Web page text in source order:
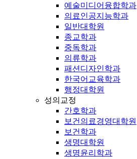
예술미디어융합학과
의료인공지능학과
일반대학원
종교학과
중독학과
의류학과
패션디자인학과
한국어교육학과
행정대학원
성의교정
간호학과
보건의료경영대학원
보건학과
생명대학원
생명윤리학과